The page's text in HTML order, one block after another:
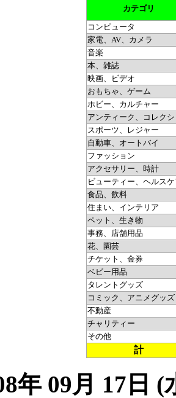
カテゴリ
コンピュータ
家電、AV、カメラ
音楽
本、雑誌
映画、ビデオ
おもちゃ、ゲーム
ホビー、カルチャー
アンティーク、コレク
スポーツ、レジャー
自動車、オートバイ
ファッション
アクセサリー、時計
ビューティー、ヘルス
食品、飲料
住まい、インテリア
ペット、生き物
事務、店舗用品
花、園芸
チケット、金券
ベビー用品
タレントグッズ
コミック、アニメグッズ
不動産
チャリティー
その他
計
年 09月 17日